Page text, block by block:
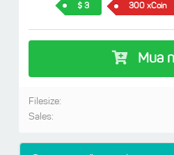
3 300 xCoin
Mua
Filesize:
Sales: